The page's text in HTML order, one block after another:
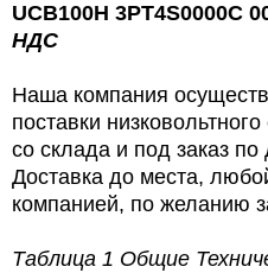
UCB100H
НДС
Наша компания
поставки
со склада и под заказ
Доставка до места,
компанией, по желанию
Таблица 1 Общие